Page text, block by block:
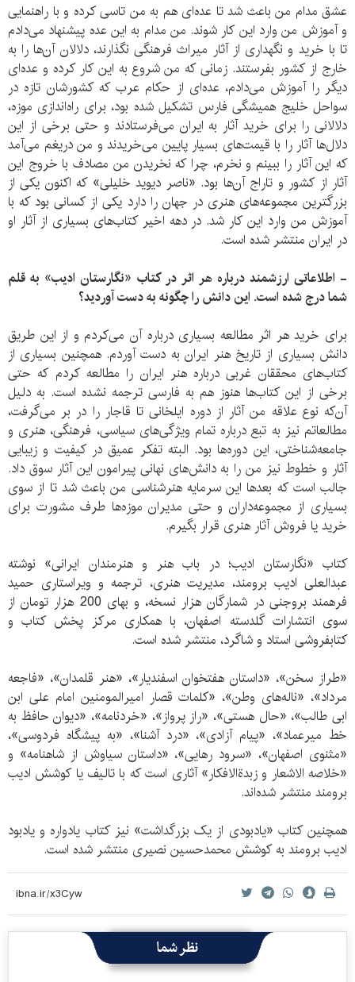
عشق مدام من باعث شد تا عده‌ای هم به من تاسی کرده و با راهنمایی
و آموزش من وارد این کار شوند. من مدام به این عده پیشنهاد می‌دادم
تا با خرید و نگهداری از آثار میراث فرهنگی نگذارند، دلالان آن‌ها را به
خارج از کشور بفرستند. زمانی که من شروع به این کار کرده و عده‌ای
دیگر را آموزش می‌دادم، عده‌ای از حکام عرب که کشورشان تازه در
سواحل خلیج همیشگی فارس تشکیل شده بود، برای راه‌اندازی موزه،
دلالانی را برای خرید آثار به ایران می‌فرستادند و حتی برخی از این
دلال‌ها آثار را با قیمت‌های بسیار پایین می‌خریدند و من دریغم می‌آمد
که این آثار را ببینم و نخرم، چرا که نخریدن من مصادف با خروج این
آثار از کشور و تاراج آن‌ها بود. «ناصر دیوید خلیلی» که اکنون یکی از
بزرگترین مجموعه‌های هنری در جهان را دارد یکی از کسانی بود که با
آموزش من وارد این کار شد. در دهه اخیر کتاب‌های بسیاری از آثار او
در ایران منتشر شده است.
- اطلاعاتی ارزشمند درباره هر اثر در کتاب «نگارستان ادیب» به قلم
شما درج شده است. این دانش را چگونه به دست آوردید؟
برای خرید هر اثر مطالعه بسیاری درباره آن می‌کردم و از این طریق
دانش بسیاری از تاریخ هنر ایران به دست آوردم. همچنین بسیاری از
کتاب‌های محققان غربی درباره هنر ایران را مطالعه کردم که حتی
برخی از این کتاب‌ها هنوز هم به فارسی ترجمه نشده است. به دلیل
آن‌که نوع علاقه من آثار از دوره ایلخانی تا قاجار را در بر می‌گرفت،
مطالعاتم نیز به تبع درباره تمام ویژگی‌های سیاسی، فرهنگی، هنری و
جامعه‌شناختی، این دوره‌ها بود. البته تفکر عمیق در کیفیت و زیبایی
آثار و خطوط نیز من را به دانش‌های نهانی پیرامون این آثار سوق داد.
جالب است که بعدها این سرمایه هنرشناسی من باعث شد تا از سوی
بسیاری از مجموعه‌داران و حتی مدیران موزه‌ها طرف مشورت برای
خرید یا فروش آثار هنری قرار بگیرم.
کتاب «نگارستان ادیب؛ در باب هنر و هنرمندان ایرانی» نوشته
عبدالعلی ادیب برومند، مدیریت هنری، ترجمه و ویراستاری حمید
فرهمند بروجنی در شمارگان هزار نسخه، و بهای 200 هزار تومان از
سوی انتشارات گلدسته اصفهان، با همکاری مرکز پخش کتاب و
کتابفروشی استاد و شاگرد، منتشر شده است.
«طراز سخن»، «داستان هفتخوان اسفندیار»، «هنر قلمدان»، «فاجعه
مرداد»، «ناله‌های وطن»، «کلمات قصار امیرالمومنین امام علی ابن
ابی طالب»، «حال هستی»، «راز پرواز»، «خردنامه»، «دیوان حافظ به
خط میرعماد»، «پیام آزادی»، «درد آشنا»، «به پیشگاه فردوسی»،
«مثنوی اصفهان»، «سرود رهایی»، «داستان سیاوش از شاهنامه» و
«خلاصه الاشعار و زبدةالافکار» آثاری است که با تالیف یا کوشش ادیب
برومند منتشر شده‌اند.
همچنین کتاب «یادبودی از یک بزرگداشت» نیز کتاب یادواره و یادبود
ادیب برومند به کوشش محمدحسین نصیری منتشر شده است.
نظر شما